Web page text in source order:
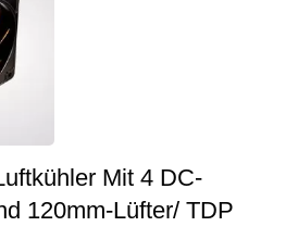
Mit 4 DC-
120mm-Lüfter/ TDP